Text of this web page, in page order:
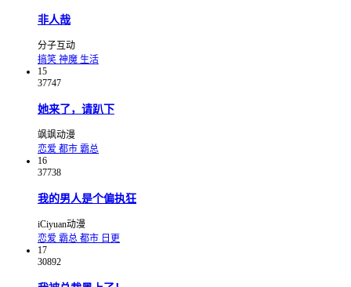
非人哉
分子互动
搞笑 神魔 生活
15
37747
她来了，请趴下
飒飒动漫
恋爱 都市 霸总
16
37738
我的男人是个偏执狂
iCiyuan动漫
恋爱 霸总 都市 日更
17
30892